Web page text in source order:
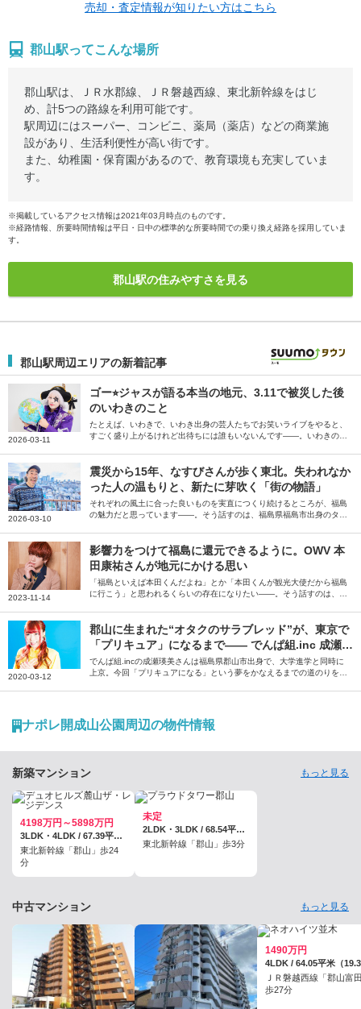
売却・査定情報が知りたい方はこちら
郡山駅ってこんな場所
郡山駅は、ＪＲ水郡線、ＪＲ磐越西線、東北新幹線をはじ
め、計5つの路線を利用可能です。
駅周辺にはスーパー、コンビニ、薬局（薬店）などの商業施
設があり、生活利便性が高い街です。
また、幼稚園・保育園があるので、教育環境も充実していま
す。
※掲載しているアクセス情報は2021年03月時点のものです。
※経路情報、所要時間情報は平日・日中の標準的な所要時間での乗り換え経路を採用していま
す。
郡山駅の住みやすさを見る
郡山駅周辺エリアの新着記事
2026-03-11
ゴー⭐︎ジャスが語る本当の地元、3.11で被災した後
のいわきのこと
たとえば、いわきで、いわき出身の芸人たちでお笑いライブをやると、
すごく盛り上がるけれど出待ちには誰もいないんです――。いわきの人
た。
2026-03-10
震災から15年、なすびさんが歩く東北。失われなか
った人の温もりと、新たに芽吹く「街の物語」
それぞれの風土に合った良いものを実直につくり続けるところが、福島
の魅力だと思っています――。そう話すのは、福島県福島市出身のタレ
方の魅力と活動の原動力について伺いました。
2023-11-14
影響力をつけて福島に還元できるように。OWV 本
田康祐さんが地元にかける思い
「福島といえば本田くんだよね」とか「本田くんが観光大使だから福島
に行こう」と思われるくらいの存在になりたい――。そう話すのは、４
2020-03-12
郡山に生まれた“オタクのサラブレッド”が、東京で
「プリキュア」になるまで―― でんぱ組.inc 成瀬瑛
美さん【私が育った街の魅力】
でんぱ組.incの成瀬瑛美さんは福島県郡山市出身で、大学進学と同時に
上京。今回「プリキュアになる」という夢をかなえるまでの道のりを振
ナポレ開成山公園周辺の物件情報
新築マンション もっと見る
4198万円～5898万円
3LDK・4LDK / 67.39平米～81.71平米
東北新幹線「郡山」歩24
分
未定
2LDK・3LDK / 68.54平米・92.76平米
東北新幹線「郡山」歩3分
中古マンション もっと見る
1490万円
ＪＲ磐越西線「郡山富
歩27分